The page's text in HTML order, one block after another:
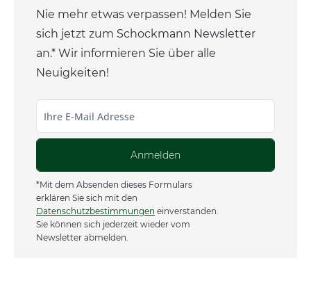
Nie mehr etwas verpassen! Melden Sie
sich jetzt zum Schockmann Newsletter
an.* Wir informieren Sie über alle
Neuigkeiten!
Anmelden
*Mit dem Absenden dieses Formulars
erklären Sie sich mit den
Datenschutzbestimmungen einverstanden.
Sie können sich jederzeit wieder vom
Newsletter abmelden.